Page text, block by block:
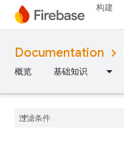
构建
Documentation
概览 基础知识